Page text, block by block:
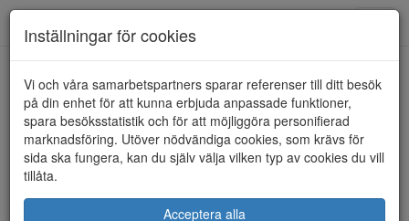
HEM ULRIKA DESIGN
Inställningar för cookies
Vi och våra samarbetspartners sparar referenser till ditt besök
på din enhet för att kunna erbjuda anpassade funktioner,
spara besöksstatistik och för att möjliggöra personifierad
marknadsföring. Utöver nödvändiga cookies, som krävs för
sida ska fungera, kan du själv välja vilken typ av cookies du vill
tillåta.
Acceptera alla